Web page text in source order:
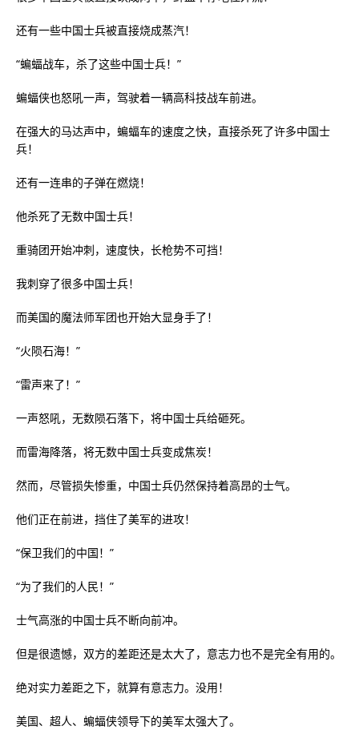
还有一些中国士兵被直接烧成蒸汽！
“蝙蝠战车，杀了这些中国士兵！”
蝙蝠侠也怒吼一声，驾驶着一辆高科技战车前进。
在强大的马达声中，蝙蝠车的速度之快，直接杀死了许多中国士
兵！
还有一连串的子弹在燃烧！
他杀死了无数中国士兵！
重骑团开始冲刺，速度快，长枪势不可挡！
我刺穿了很多中国士兵！
而美国的魔法师军团也开始大显身手了！
“火陨石海！”
“雷声来了！”
一声怒吼，无数陨石落下，将中国士兵给砸死。
而雷海降落，将无数中国士兵变成焦炭！
然而，尽管损失惨重，中国士兵仍然保持着高昂的士气。
他们正在前进，挡住了美军的进攻！
“保卫我们的中国！”
“为了我们的人民！”
士气高涨的中国士兵不断向前冲。
但是很遗憾，双方的差距还是太大了，意志力也不是完全有用的。
绝对实力差距之下，就算有意志力。没用！
美国、超人、蝙蝠侠领导下的美军太强大了。